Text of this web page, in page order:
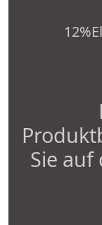
Sie auf